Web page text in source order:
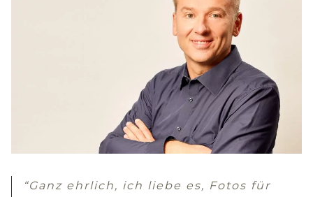
“Ganz ehrlich, ich liebe es, Fotos für